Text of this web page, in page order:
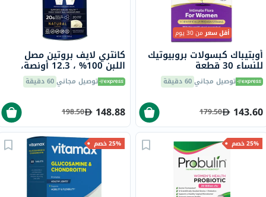
أقل سعرمن 30 يوم
أوبتيباك كبسولات بروبيوتيك
للنساء 30 قطعة
توصيل مجاني60 دقيقة
143.60
179.50
كانتري لايف بروتين مصل
اللبن 100% ، 12.3 أونصة،
350 جرام توصيل مجاني60 دقيقة
148.88
198.50
25% خصم 25% خصم